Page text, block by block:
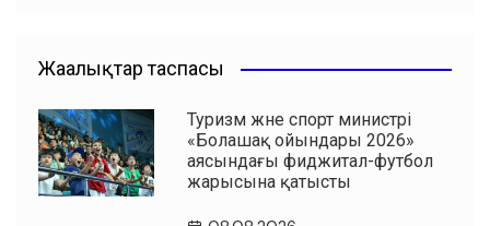
Жаңалықтар таспасы
Туризм және спорт министрі
«Болашақ ойындары 2026»
аясындағы фиджитал-футбол
жарысына қатысты